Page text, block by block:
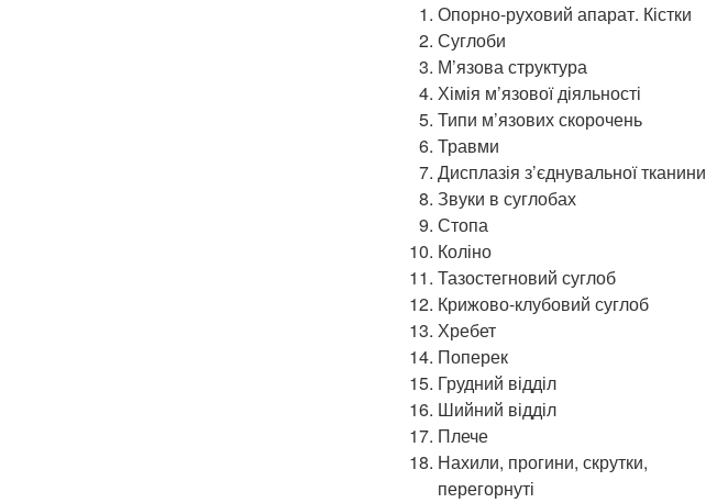
Опорно-руховий апарат. Кістки
Суглоби
М’язова структура
Хімія м’язової діяльності
Типи м’язових скорочень
Травми
Дисплазія з’єднувальної тканини
Звуки в суглобах
Стопа
Коліно
Тазостегновий суглоб
Крижово-клубовий суглоб
Хребет
Поперек
Грудний відділ
Шийний відділ
Плече
Нахили, прогини, скрутки,
перегорнуті